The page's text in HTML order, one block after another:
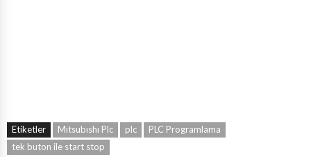
Etiketler Mıtsubıshı Plc plc
PLC Programlama
tek buton ile start stop